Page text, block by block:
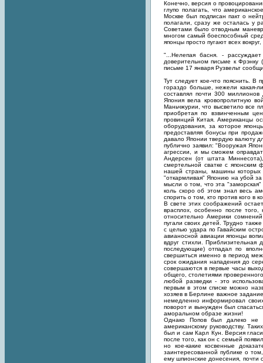
Конечно, версия о
глупо полагать, что
Москве был подписан пакт о
полагали, сразу же осталась у
Советами было отводным
многом самый боеспособный
японцы просто пугают всех
"...Нелепая басня. -
доверительном письме к
письме 17 января Рузвельт
Тут следует кое-что пояснить.
гораздо больше, нежели какая-
составлял почти 300
Япония вела кровопролитную
Маньчжурии, что высветило все
приобретая по взвинченным
провинций Китая. Американцы
оборудования, за которое
предоставляя бонусы при
давало Японии твердую валюту
публично заявил: "Вооружая
агрессии, и мы сможем
Андерсен (от штата
смертельной сватке с
нашей страны, машины которых
"откармливая" Японию на убой за
мысли о том, что эта
коль скоро об этом знал весь
спорить о том, кто против кого в
В свете этих соображений
врасплох, особенно после
относительно Америки
пугали своих детей. Трудно
с целью удара по Гавайским
авианосной авиации японцы
вдруг стихли. Приблизительная
последующие) отпадал по
свершиться именно в период
срок ожидания нападения до
совершаются в первые часы
общего, столетиями
любой разведки - это
первым в этом списке можно
хозяев в Берлине важное
немедленно информировал
поворот и вынужден был
аморальном образе жизни!
Однако Попов был далеко не
американскому руководству.
был и сам Карл Кун. Версия
после того, как он с семьей
но кое-какие косвенные
заинтересованной публике о
ему шпионские донесения, почти